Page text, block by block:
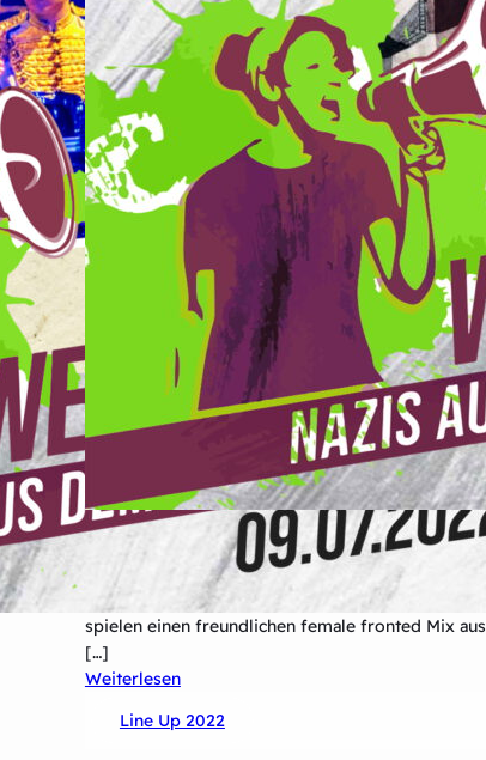
Rascal and Scamp, das sind Max Stäbner (Bass &
Vocals) und Björn Bruns (Drums), sowie Anja
Schulze alias „Futzi“(Guitar & Vocals). Die Drei
spielen einen freundlichen female fronted Mix aus
[…]
Weiterlesen:
&
Line Up 2022